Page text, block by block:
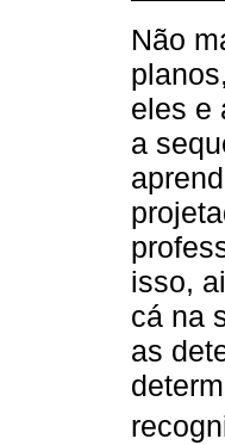
Não
eles e
a
isso,
cá na
as